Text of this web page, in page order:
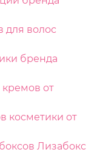
для волос
бренда
кремов от
косметики от
Лизабокс